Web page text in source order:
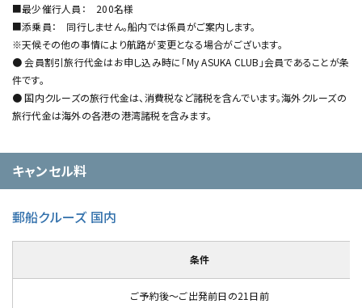
■最少催行人員： 200名様
■添乗員： 同行しません。船内では係員がご案内します。
※天候その他の事情により航路が変更となる場合がございます。
● 会員割引旅行代金はお申し込み時に「My ASUKA CLUB」会員であることが条
件です。
● 国内クルーズの旅行代金は、消費税など諸税を含んでいます。海外クルーズの
旅行代金は海外の各港の港湾諸税を含みます。
キャンセル料
郵船クルーズ 国内
条件
ご予約後～ご出発前日の21日前